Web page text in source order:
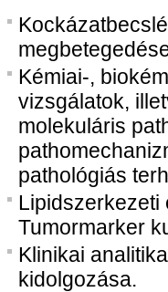
Kémiai-,
vizsgálatok,
molekuláris
pathológiás
Lipidszerkezeti
Tumormarker
Klinikai
kidolgozása.